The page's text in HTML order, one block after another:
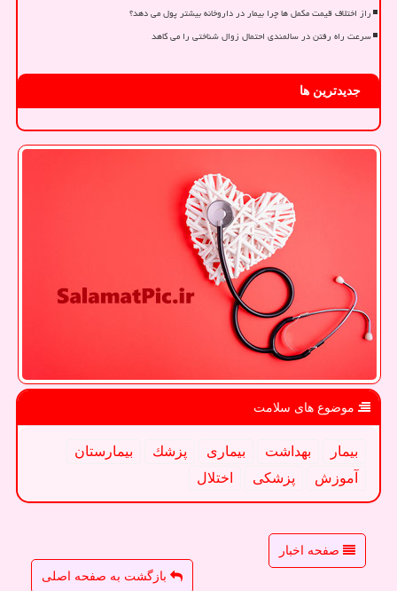
راز اختلاف قیمت مکمل ها چرا بیمار در داروخانه بیشتر پول می دهد؟
سرعت راه رفتن در سالمندی احتمال زوال شناختی را می کاهد
جدیدترین ها
موضوع های سلامت
بیمار بهداشت بیماری پزشك
بیمارستان
آموزش
پزشكی اختلال
صفحه اخبار
بازگشت به صفحه اصلی